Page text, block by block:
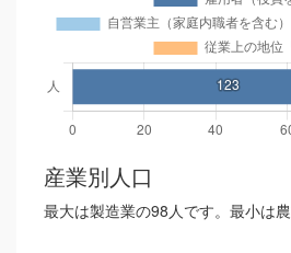
産業別人口
最大は製造業の98人です。最小は